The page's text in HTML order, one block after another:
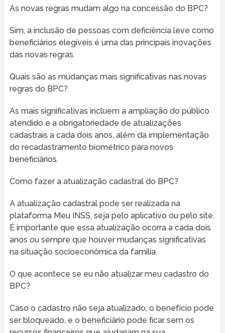
As novas regras mudam algo na concessão do BPC?
Sim, a inclusão de pessoas com deficiência leve como
beneficiários elegíveis é uma das principais inovações
das novas regras.
Quais são as mudanças mais significativas nas novas
regras do BPC?
As mais significativas incluem a ampliação do público
atendido e a obrigatoriedade de atualizações
cadastrais a cada dois anos, além da implementação
do recadastramento biométrico para novos
beneficiários.
Como fazer a atualização cadastral do BPC?
A atualização cadastral pode ser realizada na
plataforma Meu INSS, seja pelo aplicativo ou pelo site.
É importante que essa atualização ocorra a cada dois
anos ou sempre que houver mudanças significativas
na situação socioeconômica da família.
O que acontece se eu não atualizar meu cadastro do
BPC?
Caso o cadastro não seja atualizado, o benefício pode
ser bloqueado, e o beneficiário pode ficar sem os